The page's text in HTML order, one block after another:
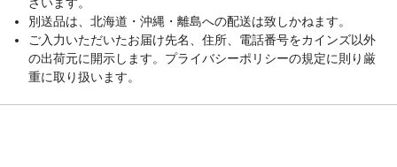
別送品は、北海道・沖縄・離島への配送は致しかねます。
ご入力いただいたお届け先名、住所、電話番号をカインズ以外
の出荷元に開示します。プライバシーポリシーの規定に則り厳
重に取り扱います。